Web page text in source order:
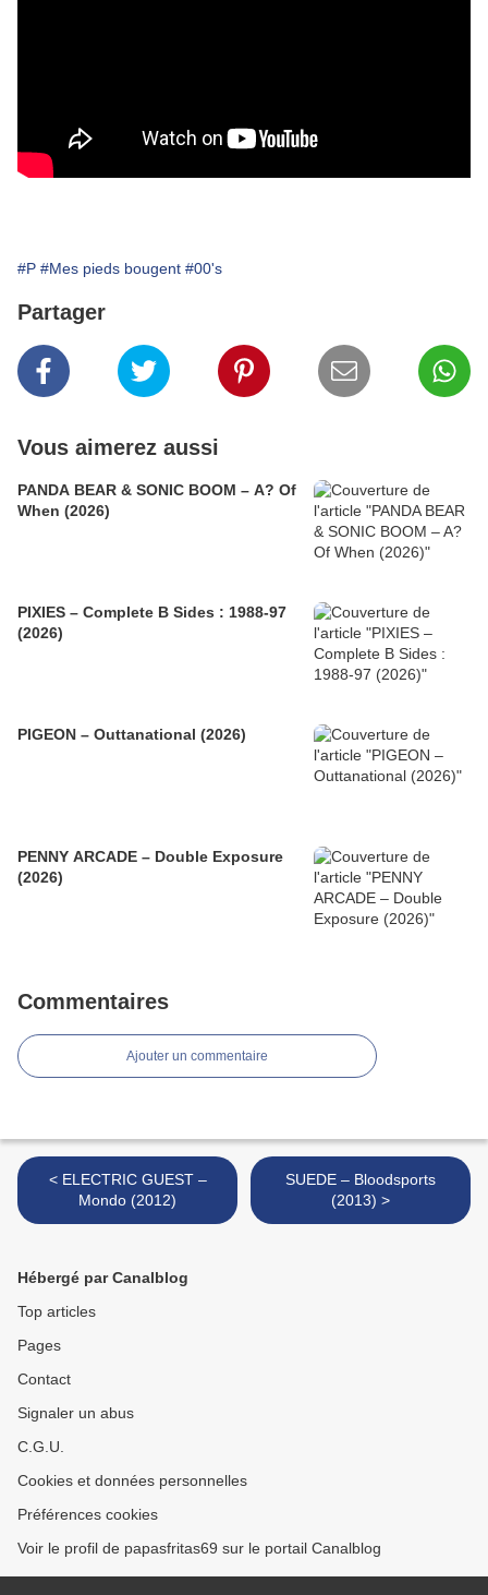
#P #Mes pieds bougent #00's
Partager
Vous aimerez aussi
PANDA BEAR & SONIC BOOM – A? Of
When (2026)
PIXIES – Complete B Sides : 1988-97
(2026)
PIGEON – Outtanational (2026)
PENNY ARCADE – Double Exposure
(2026)
Commentaires
Ajouter un commentaire
< ELECTRIC GUEST –
Mondo (2012)
SUEDE – Bloodsports
(2013) >
Hébergé par Canalblog
Top articles
Pages
Contact
Signaler un abus
C.G.U.
Cookies et données personnelles
Préférences cookies
Voir le profil de papasfritas69 sur le portail Canalblog